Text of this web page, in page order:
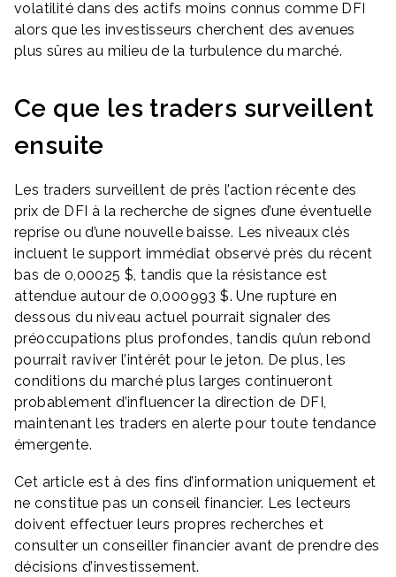
volatilité dans des actifs moins connus comme DFI
alors que les investisseurs cherchent des avenues
plus sûres au milieu de la turbulence du marché.
Ce que les traders surveillent
ensuite
Les traders surveillent de près l’action récente des
prix de DFI à la recherche de signes d’une éventuelle
reprise ou d’une nouvelle baisse. Les niveaux clés
incluent le support immédiat observé près du récent
bas de 0,00025 $, tandis que la résistance est
attendue autour de 0,000993 $. Une rupture en
dessous du niveau actuel pourrait signaler des
préoccupations plus profondes, tandis qu’un rebond
pourrait raviver l’intérêt pour le jeton. De plus, les
conditions du marché plus larges continueront
probablement d’influencer la direction de DFI,
maintenant les traders en alerte pour toute tendance
émergente.
Cet article est à des fins d’information uniquement et
ne constitue pas un conseil financier. Les lecteurs
doivent effectuer leurs propres recherches et
consulter un conseiller financier avant de prendre des
décisions d’investissement.